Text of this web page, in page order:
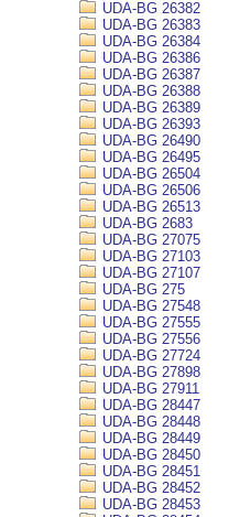
UDA-BG 26382
UDA-BG 26383
UDA-BG 26384
UDA-BG 26386
UDA-BG 26387
UDA-BG 26388
UDA-BG 26389
UDA-BG 26393
UDA-BG 26490
UDA-BG 26495
UDA-BG 26504
UDA-BG 26506
UDA-BG 26513
UDA-BG 2683
UDA-BG 27075
UDA-BG 27103
UDA-BG 27107
UDA-BG 275
UDA-BG 27548
UDA-BG 27555
UDA-BG 27556
UDA-BG 27724
UDA-BG 27898
UDA-BG 27911
UDA-BG 28447
UDA-BG 28448
UDA-BG 28449
UDA-BG 28450
UDA-BG 28451
UDA-BG 28452
UDA-BG 28453